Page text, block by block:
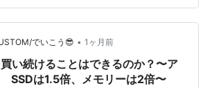
音声生成：irodori-TTS 動画編集：
も少し慣れてきた感じはします。 た
になってしまいそうなので、見やすい
うに何かしら新しいこと…
でいこう😎 • 1ヶ月前
い続けることはできるのか？〜ア
SSDは1.5倍、メモリーは2倍〜